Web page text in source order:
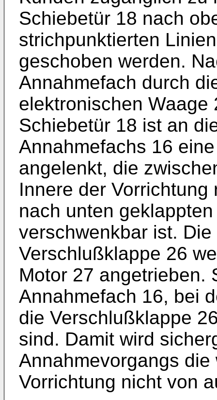
Schiebetür 18 nach
strichpunktierten
geschoben werden.
Annahmefach durch
elektronischen Waage
Schiebetür 18 ist an
Annahmefachs 16
angelenkt, die
Innere der
nach unten
verschwenkbar ist.
Verschlußklappe 26
Motor 27 angetrieben.
Annahmefach 16, bei
die Verschlußklappe
sind. Damit wird
Annahmevorgangs die
Vorrichtung nicht von